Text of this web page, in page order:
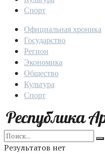
Спорт
Официальная хроника
Государство
Регион
Экономика
Общество
Культура
Спорт
Результатов нет